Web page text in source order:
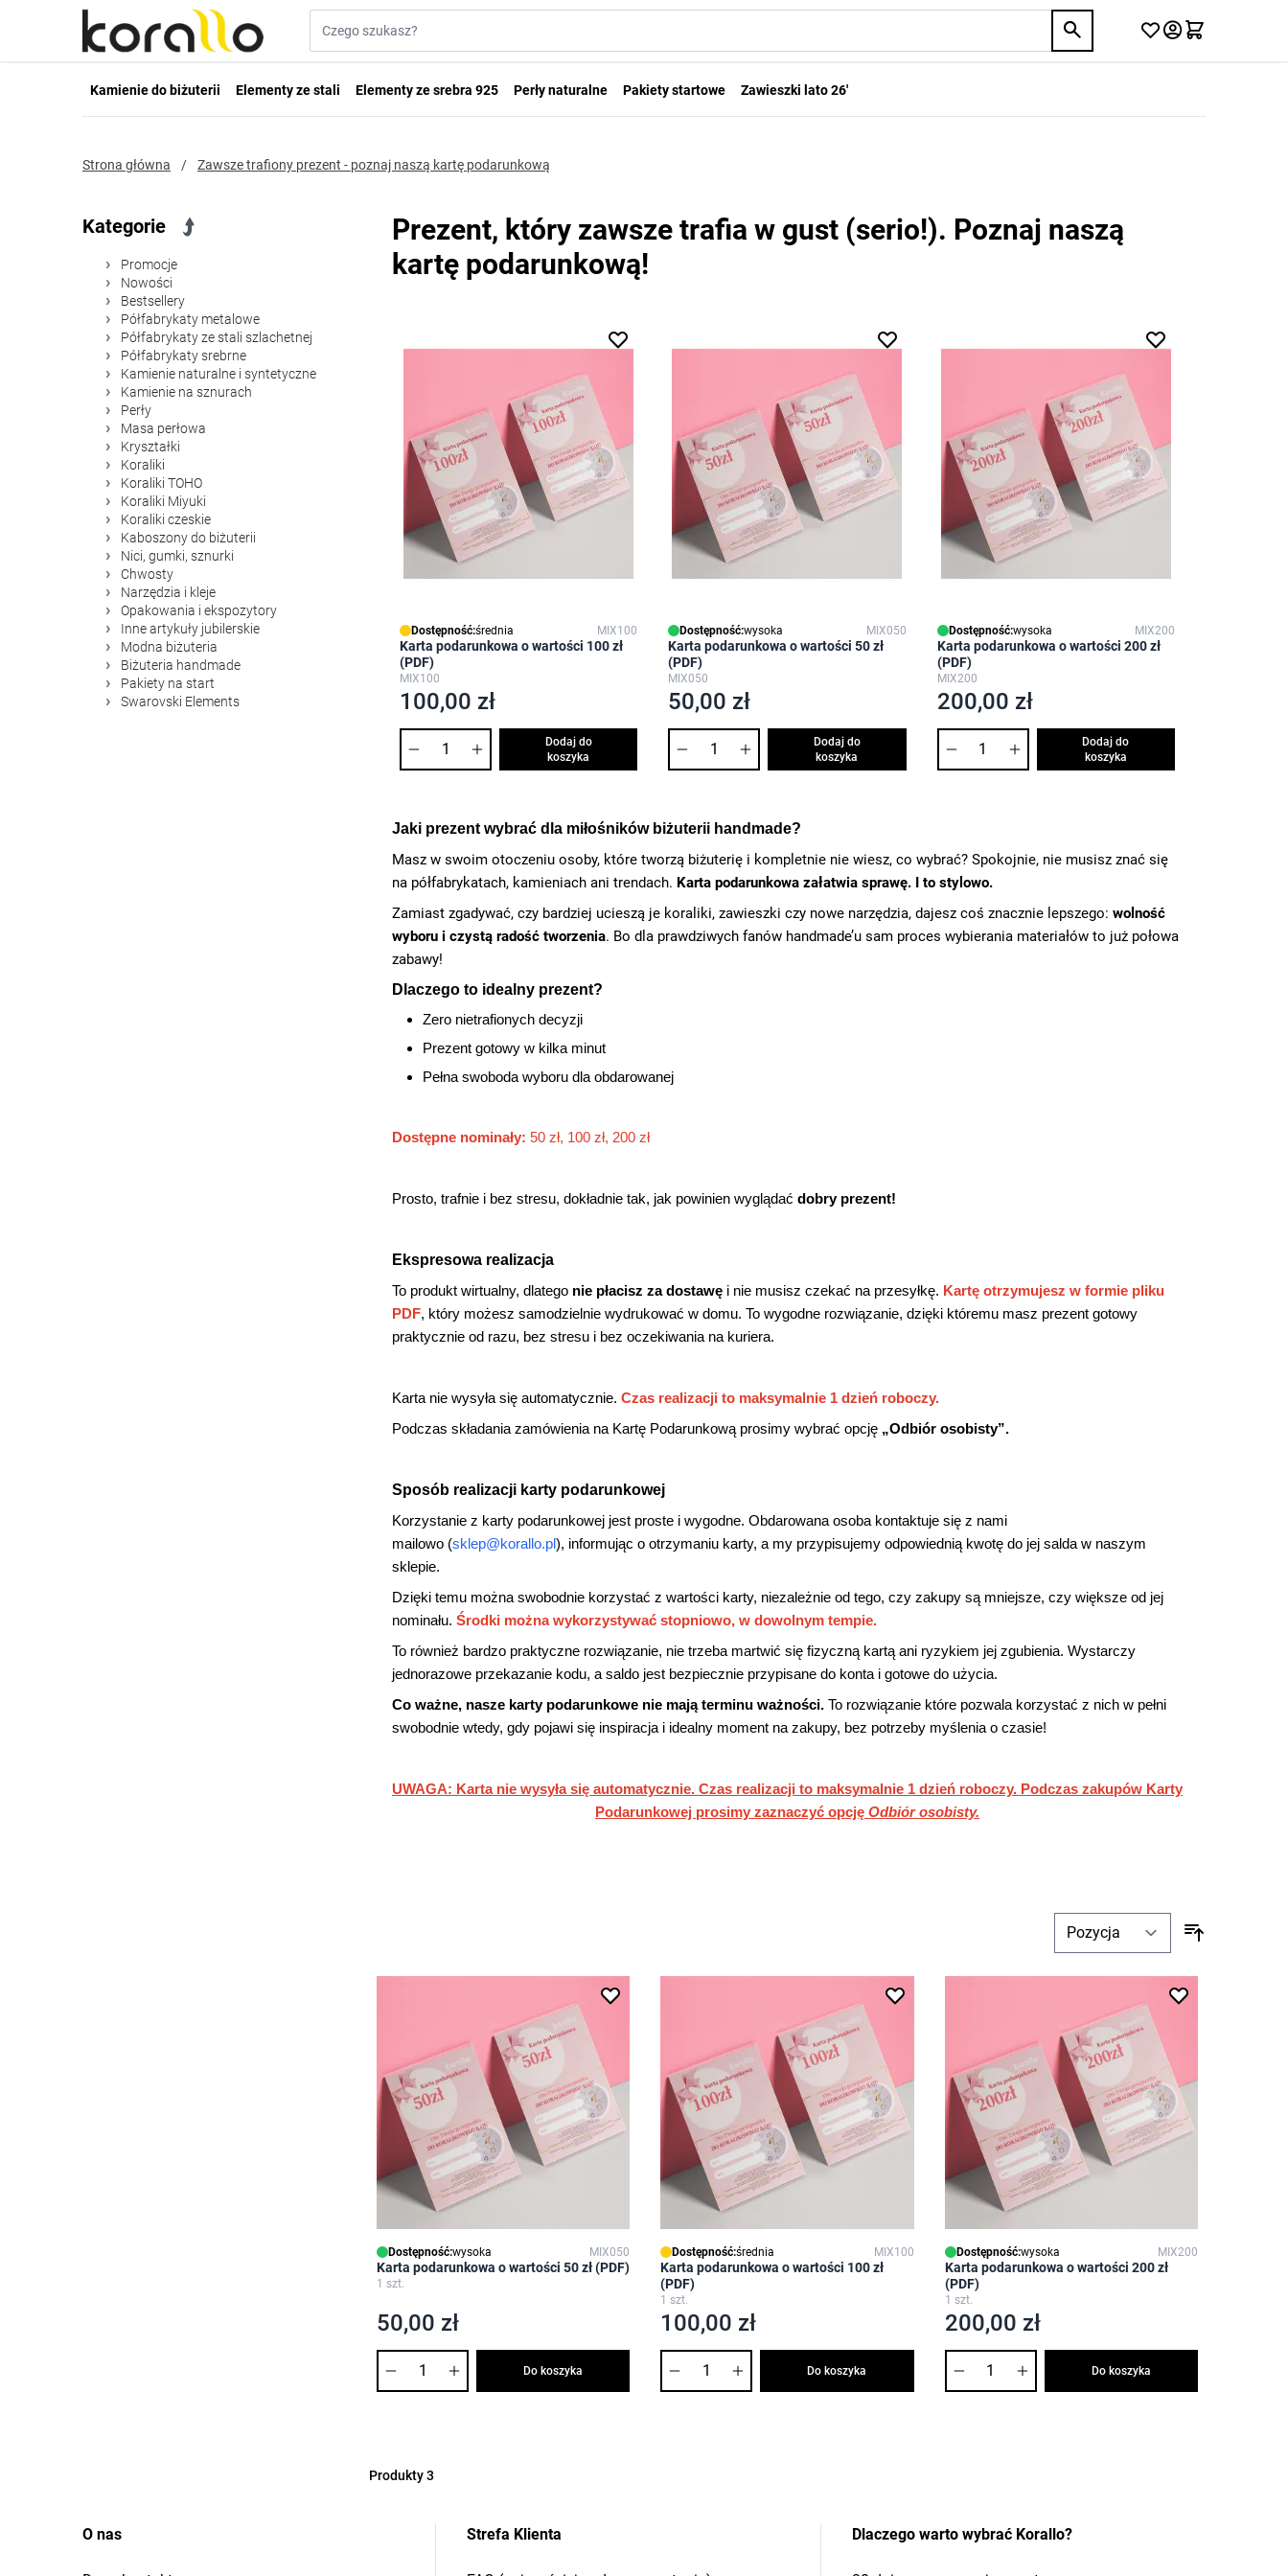
Przejdź do treści
Kamienie do biżuterii Elementy ze stali Elementy ze srebra 925 Perły naturalne Pakiety startowe Zawieszki lato 26'
Strona główna / Zawsze trafiony prezent - poznaj naszą kartę podarunkową
Kategorie
Promocje
Nowości
Bestsellery
Półfabrykaty metalowe
Półfabrykaty ze stali szlachetnej
Półfabrykaty srebrne
Kamienie naturalne i syntetyczne
Kamienie na sznurach
Perły
Masa perłowa
Kryształki
Koraliki
Koraliki TOHO
Koraliki Miyuki
Koraliki czeskie
Kaboszony do biżuterii
Nici, gumki, sznurki
Chwosty
Narzędzia i kleje
Opakowania i ekspozytory
Inne artykuły jubilerskie
Modna biżuteria
Biżuteria handmade
Pakiety na start
Swarovski Elements
Prezent, który zawsze trafia w gust (serio!). Poznaj naszą
kartę podarunkową!
Dostępność:średnia MIX100
Karta podarunkowa o wartości 100 zł
(PDF)
MIX100
100,00 zł
Dodaj do
koszyka
Dostępność:wysoka MIX050
Karta podarunkowa o wartości 50 zł
(PDF)
MIX050
50,00 zł
Dodaj do
koszyka
Dostępność:wysoka MIX200
Karta podarunkowa o wartości 200 zł
(PDF)
MIX200
200,00 zł
Dodaj do
koszyka
Jaki prezent wybrać dla miłośników biżuterii handmade?
Masz w swoim otoczeniu osoby, które tworzą biżuterię i kompletnie nie wiesz, co wybrać? Spokojnie, nie musisz znać się
na półfabrykatach, kamieniach ani trendach. Karta podarunkowa załatwia sprawę. I to stylowo.
Zamiast zgadywać, czy bardziej ucieszą je koraliki, zawieszki czy nowe narzędzia, dajesz coś znacznie lepszego: wolność
wyboru i czystą radość tworzenia. Bo dla prawdziwych fanów handmade’u sam proces wybierania materiałów to już połowa
zabawy!
Dlaczego to idealny prezent?
Zero nietrafionych decyzji
Prezent gotowy w kilka minut
Pełna swoboda wyboru dla obdarowanej
Dostępne nominały: 50 zł, 100 zł, 200 zł
Prosto, trafnie i bez stresu, dokładnie tak, jak powinien wyglądać dobry prezent!
Ekspresowa realizacja
To produkt wirtualny, dlatego nie płacisz za dostawę i nie musisz czekać na przesyłkę. Kartę otrzymujesz w formie pliku
PDF, który możesz samodzielnie wydrukować w domu. To wygodne rozwiązanie, dzięki któremu masz prezent gotowy
praktycznie od razu, bez stresu i bez oczekiwania na kuriera.
Karta nie wysyła się automatycznie. Czas realizacji to maksymalnie 1 dzień roboczy.
Podczas składania zamówienia na Kartę Podarunkową prosimy wybrać opcję „Odbiór osobisty”.
Sposób realizacji karty podarunkowej
Korzystanie z karty podarunkowej jest proste i wygodne. Obdarowana osoba kontaktuje się z nami
mailowo (sklep@korallo.pl), informując o otrzymaniu karty, a my przypisujemy odpowiednią kwotę do jej salda w naszym
sklepie.
Dzięki temu można swobodnie korzystać z wartości karty, niezależnie od tego, czy zakupy są mniejsze, czy większe od jej
nominału. Środki można wykorzystywać stopniowo, w dowolnym tempie.
To również bardzo praktyczne rozwiązanie, nie trzeba martwić się fizyczną kartą ani ryzykiem jej zgubienia. Wystarczy
jednorazowe przekazanie kodu, a saldo jest bezpiecznie przypisane do konta i gotowe do użycia.
Co ważne, nasze karty podarunkowe nie mają terminu ważności. To rozwiązanie które pozwala korzystać z nich w pełni
swobodnie wtedy, gdy pojawi się inspiracja i idealny moment na zakupy, bez potrzeby myślenia o czasie!
UWAGA: Karta nie wysyła się automatycznie. Czas realizacji to maksymalnie 1 dzień roboczy. Podczas zakupów Karty
Podarunkowej prosimy zaznaczyć opcję Odbiór osobisty.
Dostępność:wysoka MIX050
Karta podarunkowa o wartości 50 zł (PDF)
1 szt.
50,00 zł
Do koszyka
Dostępność:średnia MIX100
Karta podarunkowa o wartości 100 zł
(PDF)
1 szt.
100,00 zł
Do koszyka
Dostępność:wysoka MIX200
Karta podarunkowa o wartości 200 zł
(PDF)
1 szt.
200,00 zł
Do koszyka
Produkty3
O nas Strefa Klienta Dlaczego warto wybrać Korallo?